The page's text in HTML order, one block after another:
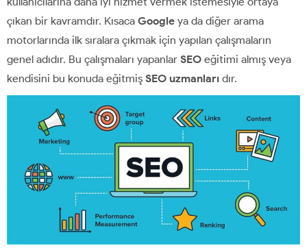
çıkan bir kavramdır. Kısaca Google ya da diğer arama
motorlarında ilk sıralara çıkmak için yapılan çalışmaların
genel adıdır. Bu çalışmaları yapanlar SEO eğitimi almış veya
kendisini bu konuda eğitmiş SEO uzmanları dır.